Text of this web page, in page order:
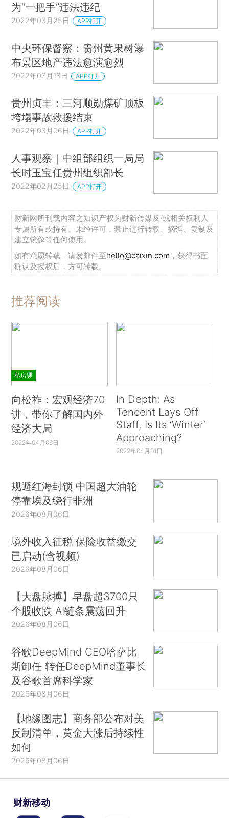
为“一把手”违法违纪
2022年03月25日 APP打开
中央环保督察：贵州黄果树瀑
布景区地产违法愈演愈烈
2022年03月18日 APP打开
贵州贞丰：三河顺勋煤矿顶板
垮塌事故救援结束
2022年03月06日 APP打开
人事观察｜中组部组织一局局
长时玉宝任贵州组织部长
2022年02月25日 APP打开
财新网所刊载内容之知识产权为财新传媒及/或相关权利人
专属所有或持有。未经许可，禁止进行转载、摘编、复制及
建立镜像等任何使用。
如有意愿转载，请发邮件至hello@caixin.com ，获得书面
确认及授权后，方可转载。
推荐阅读
私房课
向松祚：宏观经济70
讲，带你了解国内外
经济大局
2022年04月06日
In Depth: As
Tencent Lays Off
Staff, Is Its ‘Winter’
Approaching?
2022年04月01日
规避红海封锁 中国超大油轮
停靠埃及绕行非洲
2026年08月06日
境外收入征税 保险收益缴交
已启动(含视频)
2026年08月06日
【大盘脉搏】早盘超3700只
个股收跌 AI链条震荡回升
2026年08月06日
谷歌DeepMind CEO哈萨比
斯卸任 转任DeepMind董事长
及谷歌首席科学家
2026年08月06日
【地缘图志】商务部公布对美
反制清单，黄金大涨后持续性
如何
2026年08月06日
财新移动